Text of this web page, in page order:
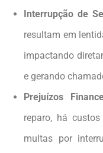
Interrupção de
resultam em
impactando
e gerando
Prejuízos
reparo, há
multas por